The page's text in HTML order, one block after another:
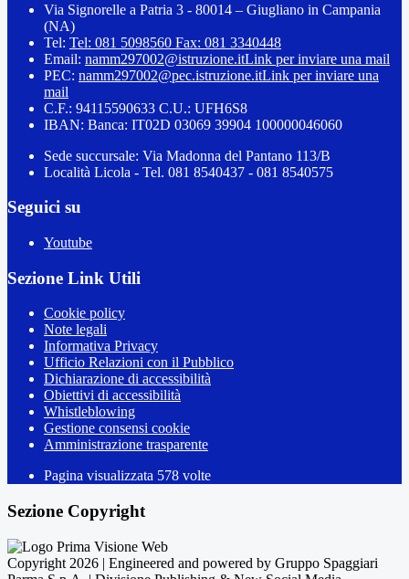
Via Signorelle a Patria 3 - 80014 – Giugliano in Campania
(NA)
Tel: Tel: 081 5098560 Fax: 081 3340448
Email: namm297002@istruzione.itLink per inviare una mail
PEC: namm297002@pec.istruzione.itLink per inviare una
mail
C.F.: 94115590633 C.U.: UFH6S8
IBAN: Banca: IT02D 03069 39904 100000046060
Sede succursale: Via Madonna del Pantano 113/B
Località Licola - Tel. 081 8540437 - 081 8540575
Seguici su
Youtube
Sezione Link Utili
Cookie policy
Note legali
Informativa Privacy
Ufficio Relazioni con il Pubblico
Dichiarazione di accessibilità
Obiettivi di accessibilità
Whistleblowing
Gestione consensi cookie
Amministrazione trasparente
Pagina visualizzata 578 volte
Sezione Copyright
Copyright 2026 | Engineered and powered by Gruppo Spaggiari